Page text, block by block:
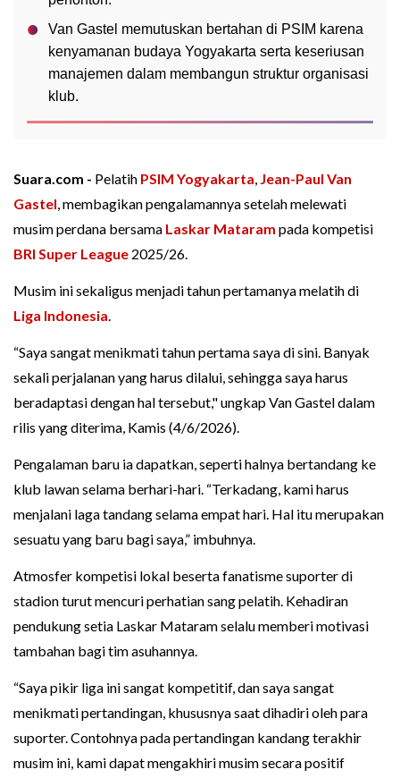
Van Gastel memutuskan bertahan di PSIM karena
kenyamanan budaya Yogyakarta serta keseriusan
manajemen dalam membangun struktur organisasi
klub.
Suara.com - Pelatih PSIM Yogyakarta, Jean-Paul Van
Gastel, membagikan pengalamannya setelah melewati
musim perdana bersama Laskar Mataram pada kompetisi
BRI Super League 2025/26.
Musim ini sekaligus menjadi tahun pertamanya melatih di
Liga Indonesia.
“Saya sangat menikmati tahun pertama saya di sini. Banyak
sekali perjalanan yang harus dilalui, sehingga saya harus
beradaptasi dengan hal tersebut," ungkap Van Gastel dalam
rilis yang diterima, Kamis (4/6/2026).
Pengalaman baru ia dapatkan, seperti halnya bertandang ke
klub lawan selama berhari-hari. “Terkadang, kami harus
menjalani laga tandang selama empat hari. Hal itu merupakan
sesuatu yang baru bagi saya,” imbuhnya.
Atmosfer kompetisi lokal beserta fanatisme suporter di
stadion turut mencuri perhatian sang pelatih. Kehadiran
pendukung setia Laskar Mataram selalu memberi motivasi
tambahan bagi tim asuhannya.
“Saya pikir liga ini sangat kompetitif, dan saya sangat
menikmati pertandingan, khususnya saat dihadiri oleh para
suporter. Contohnya pada pertandingan kandang terakhir
musim ini, kami dapat mengakhiri musim secara positif